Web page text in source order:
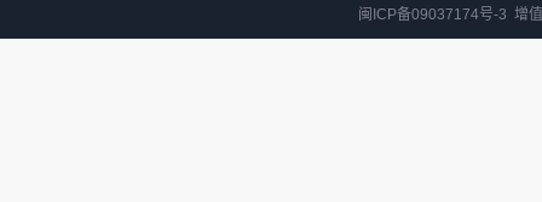
闽ICP备09037174号-3 增